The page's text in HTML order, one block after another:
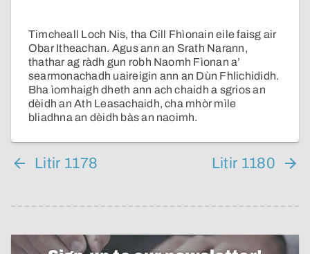
Timcheall Loch Nis, tha Cill Fhìonain eile faisg air
Obar Itheachan. Agus ann an Srath Narann,
thathar ag ràdh gun robh Naomh Fìonan a’
searmonachadh uaireigin ann an Dùn Fhlichididh.
Bha ìomhaigh dheth ann ach chaidh a sgrios an
dèidh an Ath Leasachaidh, cha mhòr mìle
bliadhna an dèidh bàs an naoimh.
Litir 1178 Litir 1180